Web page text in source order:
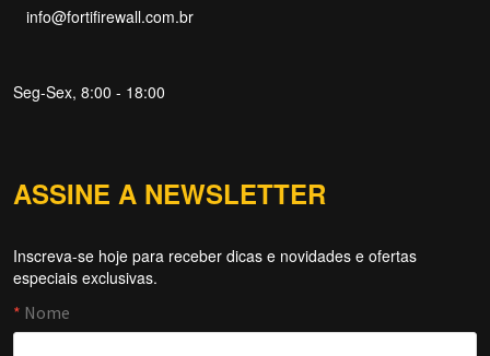
info@fortifirewall.com.br
Seg-Sex, 8:00 - 18:00
ASSINE A NEWSLETTER
Inscreva-se hoje para receber dicas e novidades e ofertas
especiais exclusivas.